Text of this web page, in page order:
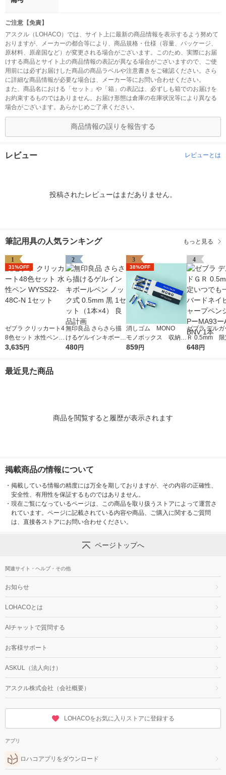
ご注意【免責】
アスクル（LOHACO）では、サイト上に最新の商品情報を表示するよう努めて
おりますが、メーカーの都合等により、商品規格・仕様（容量、パッケージ、
原材料、原産国など）が変更される場合がございます。このため、実際にお届
けする商品とサイト上の商品情報の表記が異なる場合がございますので、ご使
用前には必ずお届けした商品の商品ラベルや注意書きをご確認ください。さら
に詳細な商品情報が必要な場合は、メーカー等にお問い合わせください。
また、商品名における「セット」や「箱」の表記は、必ずしも箱でのお届けを
お約束するものではありません。お届け形態は倉庫の在庫状況等により異なる
場合がございます。あらかじめご了承ください。
商品情報の誤りを報告する
レビュー レビューとは
投稿されたレビューはまだありません。
筆記用具の人気ランキング もっと見る
1
31%OFF
ゼブラ クリッカート4
8色セット 水性ペン W
YSS22-48C-N 1セッ
3,635円
2
無印良品 さらさら描
けるゲルインキボール
ペン ノック式 0.5mm
480円
3
38%OFF
消しゴム MONO
モノボックス 収納B
OX付 JHA-061 1個
859円
4
ゼブラ デルガ
Ｒ 0.5mm 限
でも一緒 バ
648円
最近見た商品
商品を閲覧すると履歴が表示されます
掲載商品の情報について
・ 掲載している情報の精度には万全を期しておりますが、その内容の正確性、
安全性、有用性を保証するものではありません。
・ 現在ご覧になっているページは、この商品を取り扱うストアによって運営さ
れています。ページに記載されている内容や商品、ご購入に関するご質問
は、直接各ストアにお問い合わせください。
ページトップへ
関連サイト・ヘルプ・その他
お知らせ
LOHACOとは
AIチャットで質問する
お客様サポート
ASKUL（法人向け）
アスクル株式会社（会社概要）
LOHACOをお気に入りストアに登録する
アプリ
ロハコアプリをダウンロード